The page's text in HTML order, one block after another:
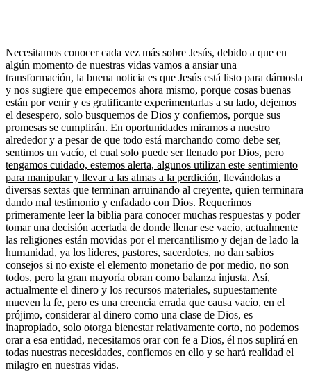
Necesitamos conocer cada vez más sobre Jesús, debido a que en
algún momento de nuestras vidas vamos a ansiar una
transformación, la buena noticia es que Jesús está listo para dárnosla
y nos sugiere que empecemos ahora mismo, porque cosas buenas
están por venir y es gratificante experimentarlas a su lado, dejemos
el desespero, solo busquemos de Dios y confiemos, porque sus
promesas se cumplirán. En oportunidades miramos a nuestro
alrededor y a pesar de que todo está marchando como debe ser,
sentimos un vacío, el cual solo puede ser llenado por Dios, pero
tengamos cuidado, estemos alerta, algunos utilizan este sentimiento
para manipular y llevar a las almas a la perdición, llevándolas a
diversas sextas que terminan arruinando al creyente, quien terminara
dando mal testimonio y enfadado con Dios. Requerimos
primeramente leer la biblia para conocer muchas respuestas y poder
tomar una decisión acertada de donde llenar ese vacío, actualmente
las religiones están movidas por el mercantilismo y dejan de lado la
humanidad, ya los lideres, pastores, sacerdotes, no dan sabios
consejos si no existe el elemento monetario de por medio, no son
todos, pero la gran mayoría obran como balanza injusta. Así,
actualmente el dinero y los recursos materiales, supuestamente
mueven la fe, pero es una creencia errada que causa vacío, en el
prójimo, considerar al dinero como una clase de Dios, es
inapropiado, solo otorga bienestar relativamente corto, no podemos
orar a esa entidad, necesitamos orar con fe a Dios, él nos suplirá en
todas nuestras necesidades, confiemos en ello y se hará realidad el
milagro en nuestras vidas.